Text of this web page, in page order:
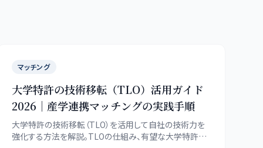
マッチング
大学特許の技術移転（TLO）活用ガイド
2026｜産学連携マッチングの実践手順
大学特許の技術移転（TLO）を活用して自社の技術力を
強化する方法を解説。TLOの仕組み、有望な大学特許の